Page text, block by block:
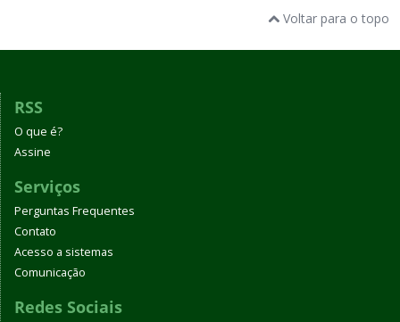
Voltar para o topo
RSS
O que é?
Assine
Serviços
Perguntas Frequentes
Contato
Acesso a sistemas
Comunicação
Redes Sociais